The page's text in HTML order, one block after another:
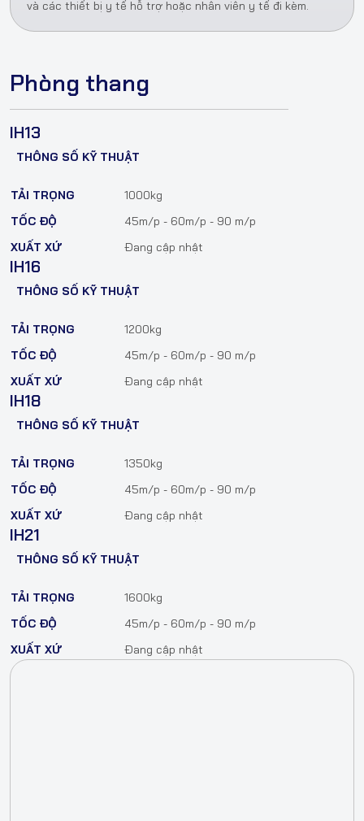
và các thiết bị y tế hỗ trợ hoặc nhân viên y tế đi kèm.
Phòng thang
IH13
THÔNG SỐ KỸ THUẬT
TẢI TRỌNG
1000kg
TỐC ĐỘ
45m/p - 60m/p - 90 m/p
XUẤT XỨ
Đang cập nhật
IH16
THÔNG SỐ KỸ THUẬT
TẢI TRỌNG
1200kg
TỐC ĐỘ
45m/p - 60m/p - 90 m/p
XUẤT XỨ
Đang cập nhật
IH18
THÔNG SỐ KỸ THUẬT
TẢI TRỌNG
1350kg
TỐC ĐỘ
45m/p - 60m/p - 90 m/p
XUẤT XỨ
Đang cập nhật
IH21
THÔNG SỐ KỸ THUẬT
TẢI TRỌNG
1600kg
TỐC ĐỘ
45m/p - 60m/p - 90 m/p
XUẤT XỨ
Đang cập nhật